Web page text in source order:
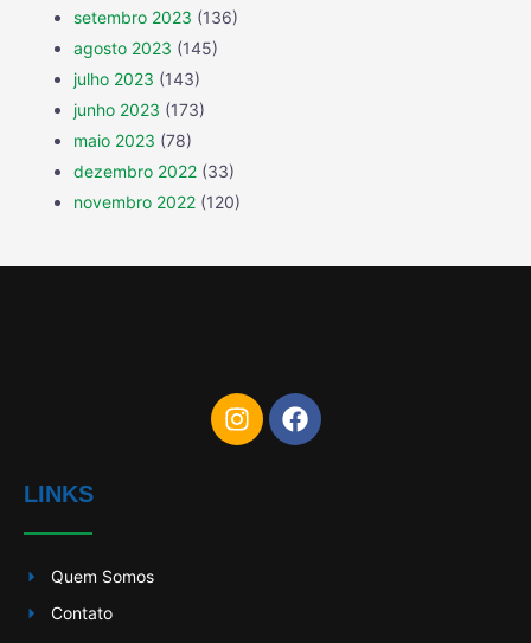
setembro 2023 (136)
agosto 2023 (145)
julho 2023 (143)
junho 2023 (173)
maio 2023 (78)
dezembro 2022 (33)
novembro 2022 (120)
LINKS
Quem Somos
Contato